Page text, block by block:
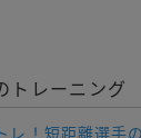
トレーニング
レ！短距離選手